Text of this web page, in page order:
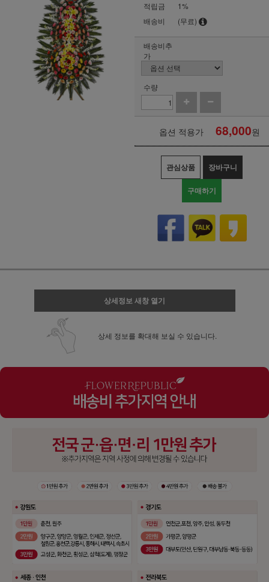
적립금
1%
배송비
(무료)
배송비추
가
수량
옵션 적용가 68,000원
관심상품 장바구니
구매하기
상세정보 새창 열기
상세 정보를 확대해 보실 수 있습니다.